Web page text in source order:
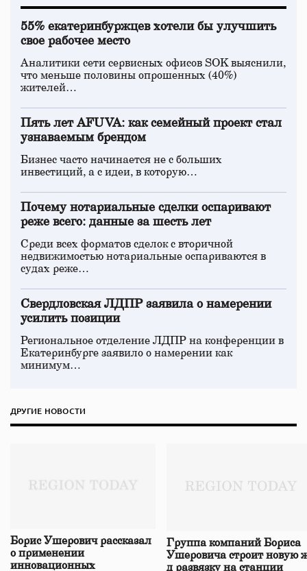
55% екатеринбуржцев хотели бы улучшить
свое рабочее место
Аналитики сети сервисных офисов SOK выяснили,
что меньше половины опрошенных (40%)
жителей…
Пять лет AFUVA: как семейный проект стал
узнаваемым брендом
Бизнес часто начинается не с больших
инвестиций, а с идеи, в которую…
Почему нотариальные сделки оспаривают
реже всего: данные за шесть лет
Среди всех форматов сделок с вторичной
недвижимостью нотариальные оспариваются в
судах реже…
Свердловская ЛДПР заявила о намерении
усилить позиции
Региональное отделение ЛДПР на конференции в
Екатеринбурге заявило о намерении как
минимум…
ДРУГИЕ НОВОСТИ
Борис Ушерович рассказал
о применении
инновационных
Группа компаний Бориса
Ушеровича строит новую
д развязку на станции